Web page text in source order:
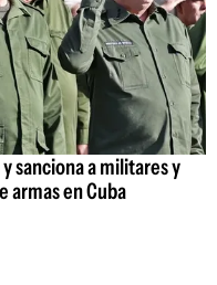
sanciona a militares y
armas en Cuba